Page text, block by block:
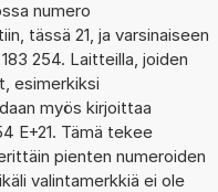
numero
tässä 21, ja varsinaiseen
254. Laitteilla, joiden
esimerkiksi
myös kirjoittaa
E+21. Tämä tekee
pienten numeroiden
valintamerkkiä ei ole